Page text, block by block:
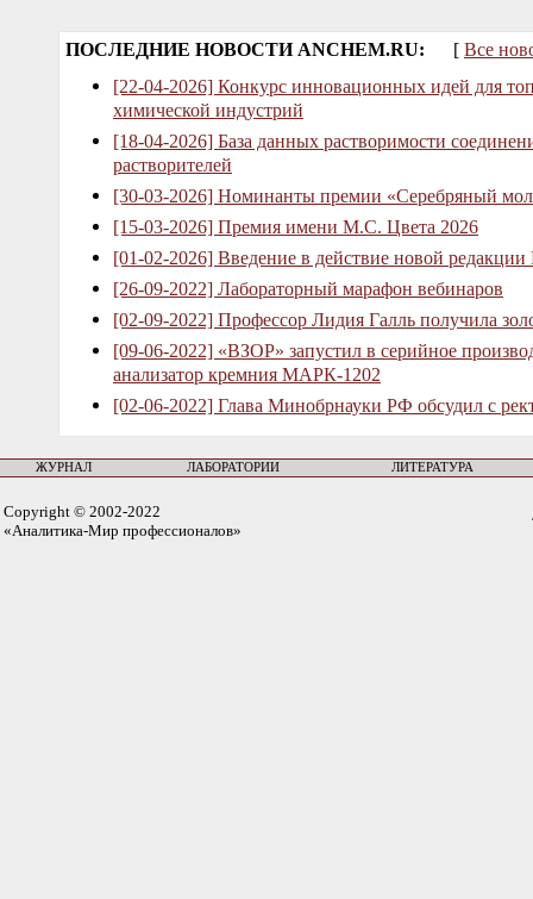
ПОСЛЕДНИЕ НОВОСТИ ANCHEM.RU: [ Все
[22-04-2026] Конкурс инновационных идей для
химической индустрий
[18-04-2026] База данных растворимости
растворителей
[30-03-2026] Номинанты премии «Серебряный
[15-03-2026] Премия имени М.С. Цвета 2026
[01-02-2026] Введение в действие новой
[26-09-2022] Лабораторный марафон вебинаров
[02-09-2022] Профессор Лидия Галль получила
[09-06-2022] «ВЗОР» запустил в серийное
анализатор кремния МАРК-1202
[02-06-2022] Глава Минобрнауки РФ обсудил с
ЖУРНАЛ ЛАБОРАТОРИИ ЛИТЕРАТУРА
Copyright © 2002-2022
«Аналитика-Мир профессионалов»